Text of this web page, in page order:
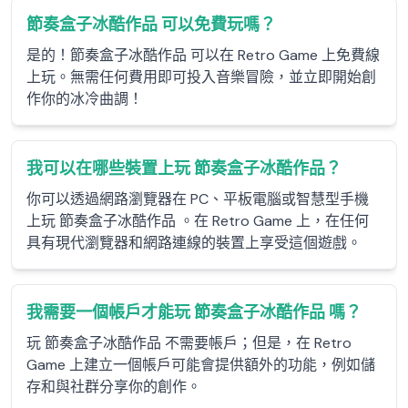
節奏盒子冰酷作品 可以免費玩嗎？
是的！節奏盒子冰酷作品 可以在 Retro Game 上免費線
上玩。無需任何費用即可投入音樂冒險，並立即開始創
作你的冰冷曲調！
我可以在哪些裝置上玩 節奏盒子冰酷作品？
你可以透過網路瀏覽器在 PC、平板電腦或智慧型手機
上玩 節奏盒子冰酷作品 。在 Retro Game 上，在任何
具有現代瀏覽器和網路連線的裝置上享受這個遊戲。
我需要一個帳戶才能玩 節奏盒子冰酷作品 嗎？
玩 節奏盒子冰酷作品 不需要帳戶；但是，在 Retro
Game 上建立一個帳戶可能會提供額外的功能，例如儲
存和與社群分享你的創作。